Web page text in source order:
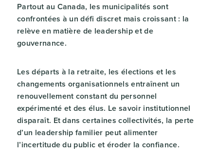
Partout au Canada, les municipalités sont
confrontées à un défi discret mais croissant : la
relève en matière de leadership et de
gouvernance.
Les départs à la retraite, les élections et les
changements organisationnels entraînent un
renouvellement constant du personnel
expérimenté et des élus. Le savoir institutionnel
disparaît. Et dans certaines collectivités, la perte
d’un leadership familier peut alimenter
l’incertitude du public et éroder la confiance.